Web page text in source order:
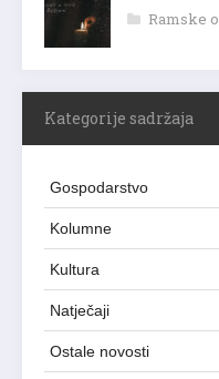
Ramske
Kategorije sadržaja
Gospodarstvo
Kolumne
Kultura
Natječaji
Ostale novosti